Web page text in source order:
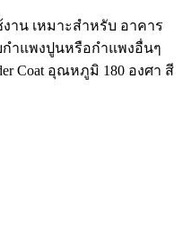
าน เหมาะสำหรับ อาคาร
ำแพงปูนหรือกำแพงอื่นๆ
Coat อุณหภูมิ 180 องศา สี